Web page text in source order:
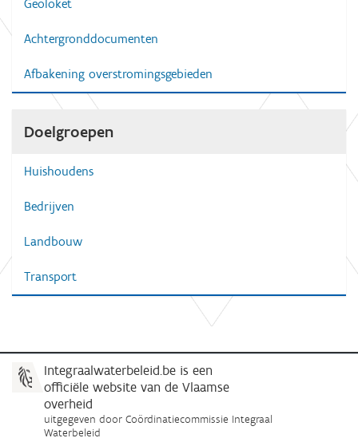
Geoloket
Achtergronddocumenten
Afbakening overstromingsgebieden
Doelgroepen
Huishoudens
Bedrijven
Landbouw
Transport
Integraalwaterbeleid.be is een
officiële website van de Vlaamse
overheid
uitgegeven door Coördinatiecommissie Integraal
Waterbeleid